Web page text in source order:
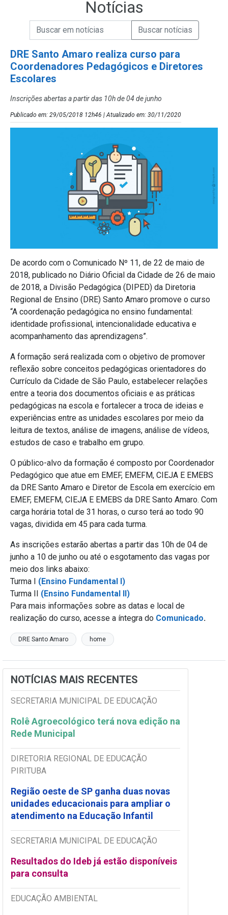
Notícias
Campo de Busca de Notícias
Campo de Busca de informaçõesEnviar a Busca de Notícias
DRE Santo Amaro realiza curso para
Coordenadores Pedagógicos e Diretores
Escolares
Inscrições abertas a partir das 10h de 04 de junho
Publicado em: 29/05/2018 12h46 | Atualizado em: 30/11/2020
De acordo com o Comunicado Nº 11, de 22 de maio de
2018, publicado no Diário Oficial da Cidade de 26 de maio
de 2018, a Divisão Pedagógica (DIPED) da Diretoria
Regional de Ensino (DRE) Santo Amaro promove o curso
“A coordenação pedagógica no ensino fundamental:
identidade profissional, intencionalidade educativa e
acompanhamento das aprendizagens”.
A formação será realizada com o objetivo de promover
reflexão sobre conceitos pedagógicas orientadores do
Currículo da Cidade de São Paulo, estabelecer relações
entre a teoria dos documentos oficiais e as práticas
pedagógicas na escola e fortalecer a troca de ideias e
experiências entre as unidades escolares por meio da
leitura de textos, análise de imagens, análise de vídeos,
estudos de caso e trabalho em grupo.
O público-alvo da formação é composto por Coordenador
Pedagógico que atue em EMEF, EMEFM, CIEJA E EMEBS
da DRE Santo Amaro e Diretor de Escola em exercício em
EMEF, EMEFM, CIEJA E EMEBS da DRE Santo Amaro. Com
carga horária total de 31 horas, o curso terá ao todo 90
vagas, dividida em 45 para cada turma.
As inscrições estarão abertas a partir das 10h de 04 de
junho a 10 de junho ou até o esgotamento das vagas por
meio dos links abaixo:
Turma I (Ensino Fundamental I)
Turma II (Ensino Fundamental II)
Para mais informações sobre as datas e local de
realização do curso, acesse a íntegra do Comunicado.
DRE Santo Amaro home
NOTÍCIAS MAIS RECENTES
SECRETARIA MUNICIPAL DE EDUCAÇÃO
Rolê Agroecológico terá nova edição na
Rede Municipal
DIRETORIA REGIONAL DE EDUCAÇÃO
PIRITUBA
Região oeste de SP ganha duas novas
unidades educacionais para ampliar o
atendimento na Educação Infantil
SECRETARIA MUNICIPAL DE EDUCAÇÃO
Resultados do Ideb já estão disponíveis
para consulta
EDUCAÇÃO AMBIENTAL